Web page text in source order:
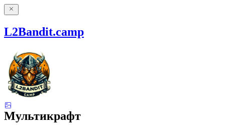
L2Bandit.camp
Мультикрафт